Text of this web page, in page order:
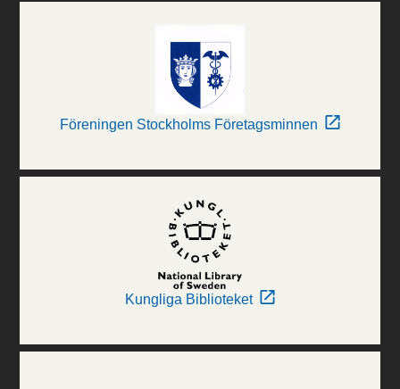
Föreningen Stockholms Företagsminnen
Kungliga Biblioteket